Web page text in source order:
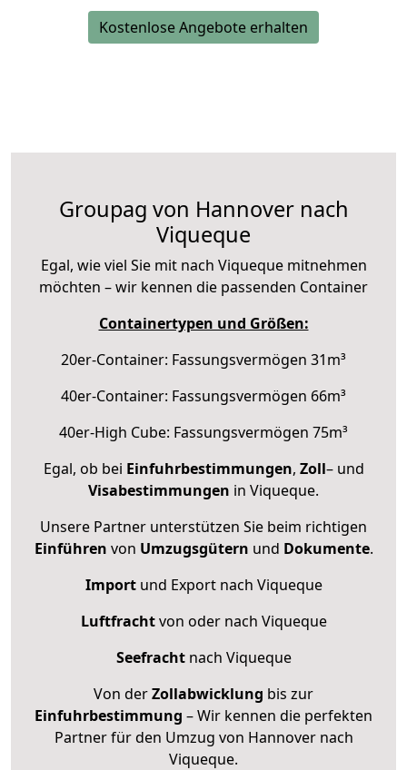
Kostenlose Angebote erhalten
Groupag von Hannover nach
Viqueque
Egal, wie viel Sie mit nach Viqueque mitnehmen
möchten – wir kennen die passenden Container
Containertypen und Größen:
20er-Container: Fassungsvermögen 31m³
40er-Container: Fassungsvermögen 66m³
40er-High Cube: Fassungsvermögen 75m³
Egal, ob bei Einfuhrbestimmungen, Zoll– und
Visabestimmungen in Viqueque.
Unsere Partner unterstützen Sie beim richtigen
Einführen von Umzugsgütern und Dokumente.
Importund Export nach Viqueque
Luftfrachtvon oder nach Viqueque
Seefrachtnach Viqueque
Von derZollabwicklung bis zur
Einfuhrbestimmung – Wir kennen die perfekten
Partner für den Umzug von Hannover nach
Viqueque.